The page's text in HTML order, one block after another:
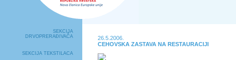
SEKCIJA
DRVOPRERAĐIVAČA
SEKCIJA TEKSTILACA
26.5.2006.
CEHOVSKA ZASTAVA NA RESTAURACIJI